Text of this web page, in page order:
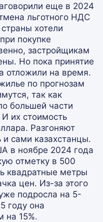
еще в 2024
льготного НДС
хотели
покупке
застройщикам
Но пока принятие
отложили на время.
по прогнозам
так как
большей части
их стоимость
Разгоняют
сами казахстанцы.
в ноябре 2024 года
отметку в 500
квадратные метры
цен. Из-за этого
подросла на 5-
году она
на 15%.